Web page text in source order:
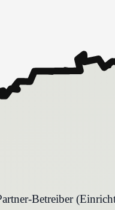
Betreiber